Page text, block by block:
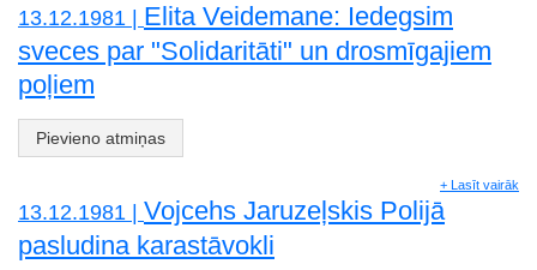
13.12.1981 | Elita Veidemane: Iedegsim
sveces par "Solidaritāti" un drosmīgajiem
poļiem
Pievieno atmiņas
+ Lasīt vairāk
13.12.1981 | Vojcehs Jaruzeļskis Polijā
pasludina karastāvokli